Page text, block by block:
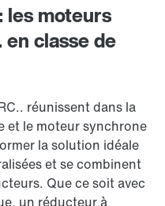
les moteurs
classe de
réunissent dans la
et le moteur synchrone
la solution idéale
et se combinent
Que ce soit avec